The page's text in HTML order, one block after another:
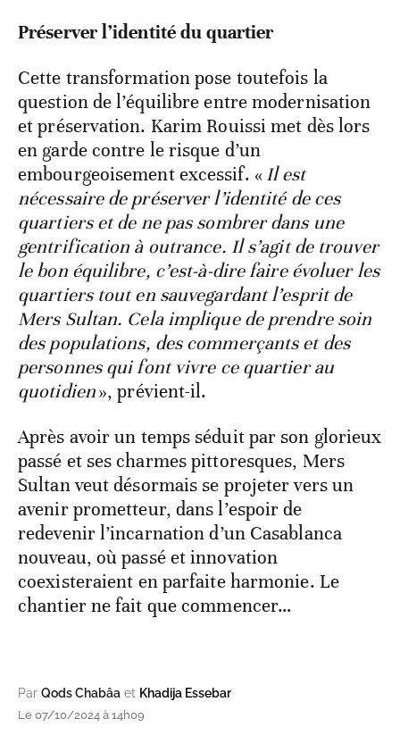
Préserver l’identité du quartier
Cette transformation pose toutefois la
question de l’équilibre entre modernisation
et préservation. Karim Rouissi met dès lors
en garde contre le risque d’un
embourgeoisement excessif. «Il est
nécessaire de préserver l’identité de ces
quartiers et de ne pas sombrer dans une
gentrification à outrance. Il s’agit de trouver
le bon équilibre, c’est-à-dire faire évoluer les
quartiers tout en sauvegardant l’esprit de
Mers Sultan. Cela implique de prendre soin
des populations, des commerçants et des
personnes qui font vivre ce quartier au
quotidien», prévient-il.
Après avoir un temps séduit par son glorieux
passé et ses charmes pittoresques, Mers
Sultan veut désormais se projeter vers un
avenir prometteur, dans l’espoir de
redevenir l’incarnation d’un Casablanca
nouveau, où passé et innovation
coexisteraient en parfaite harmonie. Le
chantier ne fait que commencer…
Par Qods Chabâa et Khadija Essebar
Le 07/10/2024 à 14h09